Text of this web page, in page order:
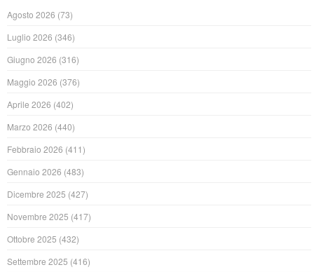
Agosto 2026 (73)
Luglio 2026 (346)
Giugno 2026 (316)
Maggio 2026 (376)
Aprile 2026 (402)
Marzo 2026 (440)
Febbraio 2026 (411)
Gennaio 2026 (483)
Dicembre 2025 (427)
Novembre 2025 (417)
Ottobre 2025 (432)
Settembre 2025 (416)